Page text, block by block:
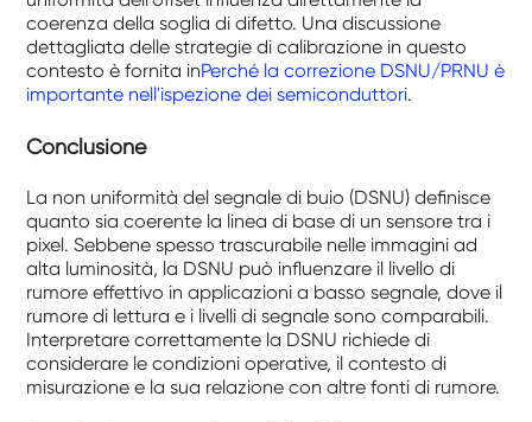
coerenza della soglia di difetto. Una discussione
dettagliata delle strategie di calibrazione in questo
contesto è fornita inPerché la correzione DSNU/PRNU è
importante nell'ispezione dei semiconduttori.
Conclusione
La non uniformità del segnale di buio (DSNU) definisce
quanto sia coerente la linea di base di un sensore tra i
pixel. Sebbene spesso trascurabile nelle immagini ad
alta luminosità, la DSNU può influenzare il livello di
rumore effettivo in applicazioni a basso segnale, dove il
rumore di lettura e i livelli di segnale sono comparabili.
Interpretare correttamente la DSNU richiede di
considerare le condizioni operative, il contesto di
misurazione e la sua relazione con altre fonti di rumore.